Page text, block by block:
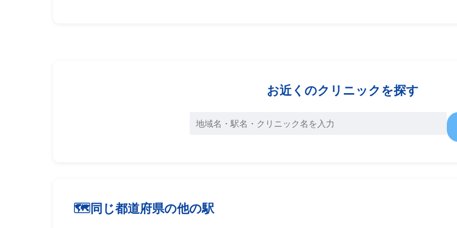
お近くのクリニックを探す
同じ都道府県の他の駅